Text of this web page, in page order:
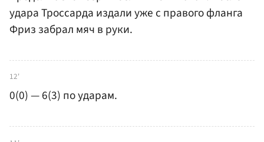
удара Троссарда издали уже с правого фланга
Фриз забрал мяч в руки.
12'
0(0) — 6(3) по ударам.